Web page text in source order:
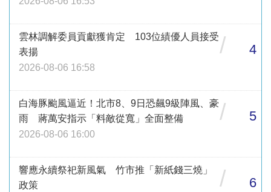
雲林調解委員貢獻獲肯定 103位績優人員接受
表揚
2026-08-06 16:58
/ 4
白海豚颱風逼近！北市8、9日恐飆9級陣風、豪
雨 蔣萬安指示「料敵從寬」全面整備
2026-08-06 16:00
/ 5
響應永續祭祀新風氣 竹市推「新紙錢三燒」
政策
/ 6